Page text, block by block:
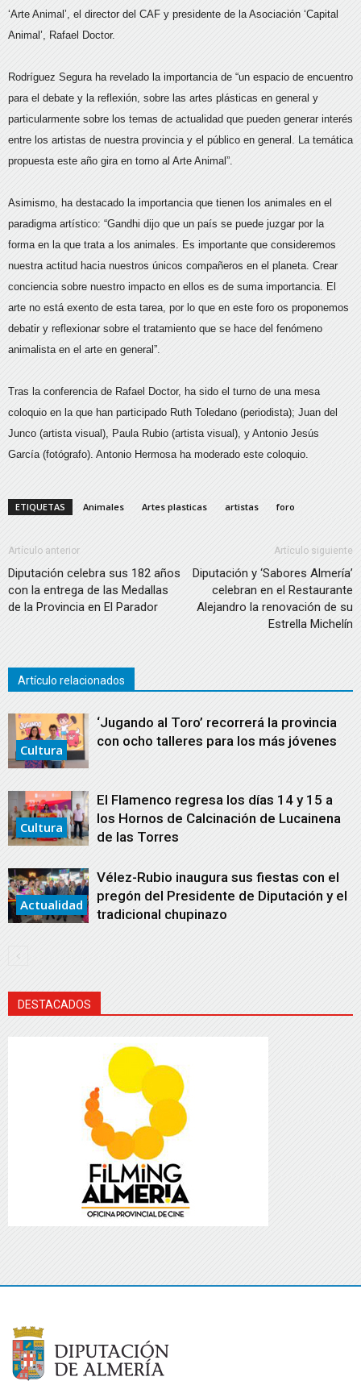
‘Arte Animal’, el director del CAF y presidente de la Asociación ‘Capital
Animal’, Rafael Doctor.
Rodríguez Segura ha revelado la importancia de “un espacio de encuentro
para el debate y la reflexión, sobre las artes plásticas en general y
particularmente sobre los temas de actualidad que pueden generar interés
entre los artistas de nuestra provincia y el público en general. La temática
propuesta este año gira en torno al Arte Animal”.
Asimismo, ha destacado la importancia que tienen los animales en el
paradigma artístico: “Gandhi dijo que un país se puede juzgar por la
forma en la que trata a los animales. Es importante que consideremos
nuestra actitud hacia nuestros únicos compañeros en el planeta. Crear
conciencia sobre nuestro impacto en ellos es de suma importancia. El
arte no está exento de esta tarea, por lo que en este foro os proponemos
debatir y reflexionar sobre el tratamiento que se hace del fenómeno
animalista en el arte en general”.
Tras la conferencia de Rafael Doctor, ha sido el turno de una mesa
coloquio en la que han participado Ruth Toledano (periodista); Juan del
Junco (artista visual), Paula Rubio (artista visual), y Antonio Jesús
García (fotógrafo). Antonio Hermosa ha moderado este coloquio.
ETIQUETAS Animales Artes plasticas artistas foro
Artículo anterior
Diputación celebra sus 182 años
con la entrega de las Medallas
de la Provincia en El Parador
Artículo siguiente
Diputación y ‘Sabores Almería’
celebran en el Restaurante
Alejandro la renovación de su
Estrella Michelín
Artículo relacionados
Cultura
‘Jugando al Toro’ recorrerá la provincia
con ocho talleres para los más jóvenes
Cultura
El Flamenco regresa los días 14 y 15 a
los Hornos de Calcinación de Lucainena
de las Torres
Actualidad
Vélez-Rubio inaugura sus fiestas con el
pregón del Presidente de Diputación y el
tradicional chupinazo
DESTACADOS